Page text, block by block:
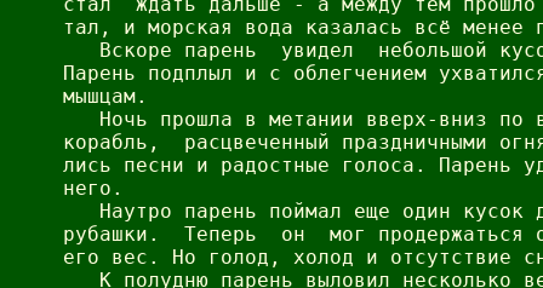
стал  ждать дальше - а между тем
тал, и морская вода казалась всё менее
Вскоре парень  увидел  небольшой
Парень подплыл и с облегчением
мышцам.
Ночь прошла в метании вверх-вниз по
корабль,  расцвеченный праздничными
лись песни и радостные голоса. Парень
него.
Наутро парень поймал еще один кусок
рубашки.  Теперь  он  мог продержаться
его вес. Но голод, холод и отсутствие
К полудню парень выловил несколько